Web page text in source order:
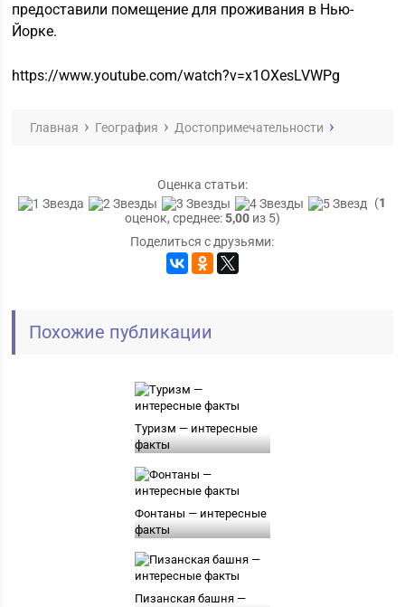
предоставили помещение для проживания в Нью-
Йорке.
https://www.youtube.com/watch?v=x1OXesLVWPg
Главная География Достопримечательности
Оценка статьи:
(1
оценок, среднее:5,00из 5)
Поделиться с друзьями:
Похожие публикации
Туризм — интересные
факты
Фонтаны — интересные
факты
Пизанская башня —